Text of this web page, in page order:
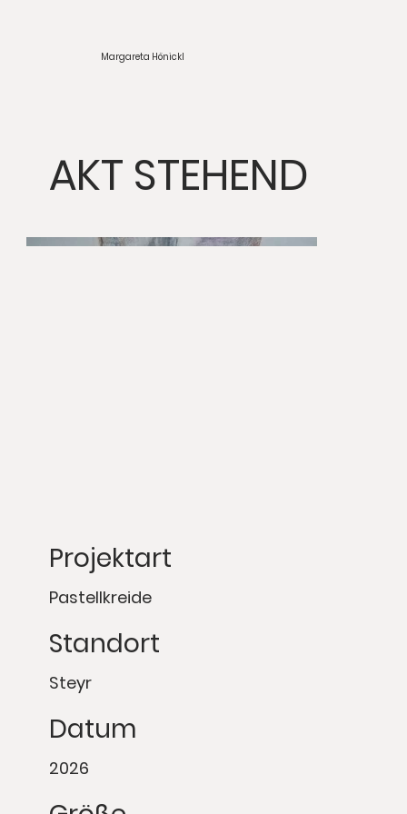
Margareta Hönickl
itle
AKT STEHEND
Projektart
Pastellkreide
Standort
Steyr
Datum
2026